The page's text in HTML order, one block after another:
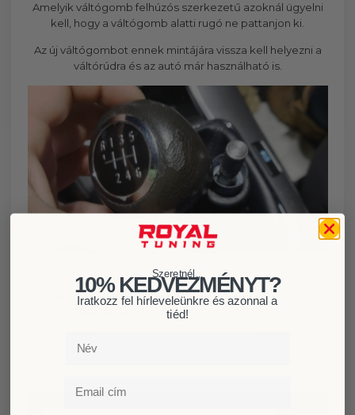
Amelyik váltógomb felhúzós szerkezetű azoknál ügyelni
kell, hogy a váltógomb alatti rugó ne pattanjon ki.
Az új váltógombot ennek mintájára vissza kell helyezni a
váltórúdra és az autó már használható is.
Ezekhez a Chevrolet típusokhoz
váltógombok,váltószoknyákés kézifékszoknyák
is megtalálhatóak a royaltuningon,
Szeretnél...
10% KEDVEZMÉNYT?
Iratkozz fel hírleveleünkre és azonnal a
tiéd!
Név
Email